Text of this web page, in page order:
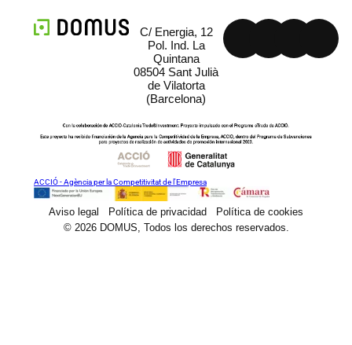
C/ Energia, 12
Pol. Ind. La
Quintana
08504 Sant Julià
de Vilatorta
(Barcelona)
ACCIÓ - Agència per la Competitivitat de l'Empresa
Aviso legal Política de privacidad
Política de cookies
© 2026 DOMUS, Todos los derechos reservados.